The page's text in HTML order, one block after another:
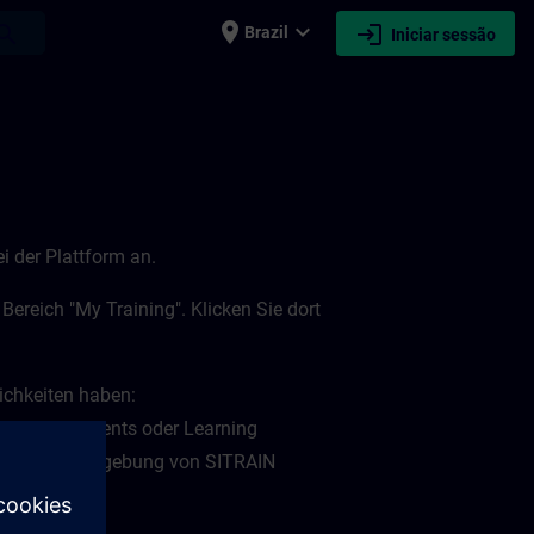
place Brazil expand_more login Iniciar sessão
der Plattform an.
"My Training". Klicken Sie dort
haben:
Events oder Learning
Plan" Umgebung von SITRAIN